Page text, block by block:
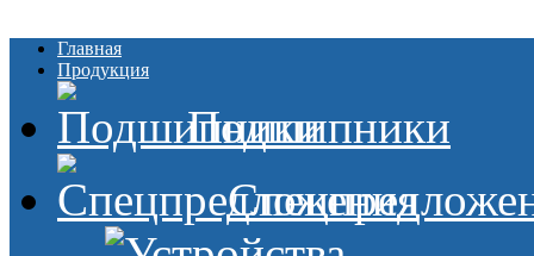
Главная
Продукция
Подшипники